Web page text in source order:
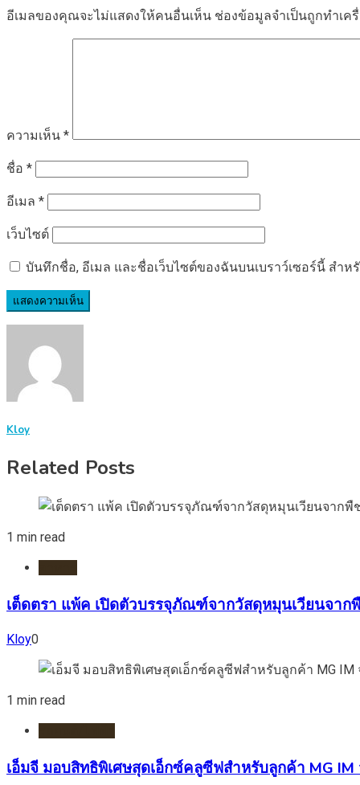
อีเมลของคุณจะไม่แสดงให้คนอื่นเห็น ช่องข้อมูลจำเป็นถูกทำเค
ความเห็น *
ชื่อ *
อีเมล *
เว็บไซต์
บันทึกชื่อ, อีเมล และชื่อเว็บไซต์ของฉันบนเบราว์เซอร์นี้ สำห
Kloy
Related Posts
1 min read
เต็ดตรา แพ้ค เปิดตัวบรรจุภัณฑ์จากวัสดุหมุนเวียนจา
Kloy0
1 min read
เอ็มจี มอบสิทธิพิเศษสุดเอ็กซ์คลูซีฟสำหรับลูกค้า MG IM